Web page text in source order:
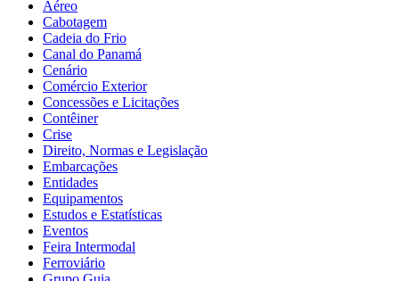
Aéreo
Cabotagem
Cadeia do Frio
Canal do Panamá
Cenário
Comércio Exterior
Concessões e Licitações
Contêiner
Crise
Direito, Normas e Legislação
Embarcações
Entidades
Equipamentos
Estudos e Estatísticas
Eventos
Feira Intermodal
Ferroviário